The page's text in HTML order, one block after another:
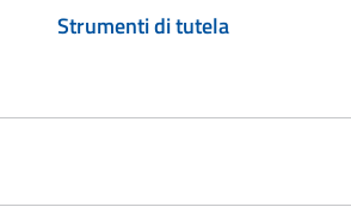
Strumenti di tutela